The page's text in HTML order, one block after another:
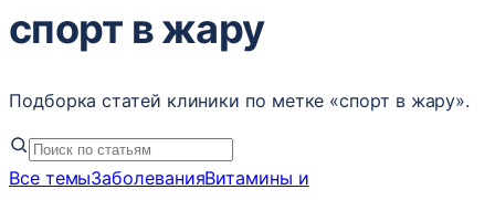
спорт в жару
Подборка статей клиники по метке «спорт в жару».
Все темыЗаболеванияВитамины и